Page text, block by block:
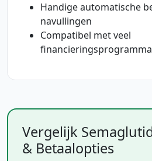
Handige automatische
navullingen
Compatibel met veel
Vergelijk
& Betaalopties